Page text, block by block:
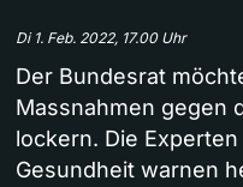
Di 1. Feb. 2022, 17.00 Uhr
Der Bundesrat
Massnahmen gegen
lockern. Die
Gesundheit warnen